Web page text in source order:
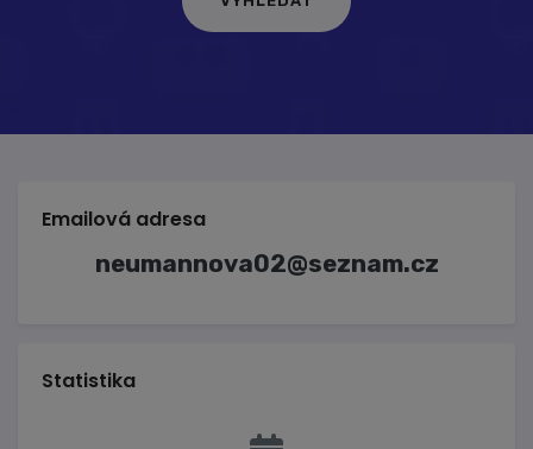
Emailová adresa
neumannova02@seznam.cz
Statistika